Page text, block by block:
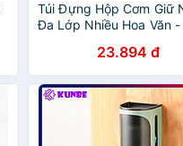
Túi Đựng Hộp Cơm Giữ
Đa Lớp Nhiều Hoa Văn -
23.894 đ